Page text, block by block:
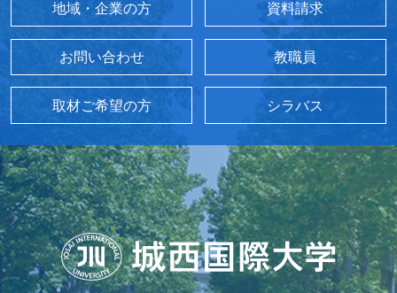
地域・企業の方 資料請求
お問い合わせ 教職員
取材ご希望の方 シラバス